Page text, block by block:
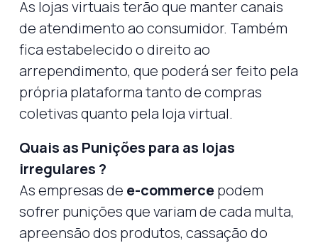
As lojas virtuais terão que manter canais
de atendimento ao consumidor. Também
fica estabelecido o direito ao
arrependimento, que poderá ser feito pela
própria plataforma tanto de compras
coletivas quanto pela loja virtual.
Quais as Punições para as lojas
irregulares ?
As empresas de e-commercepodem
sofrer punições que variam de cada multa,
apreensão dos produtos, cassação do